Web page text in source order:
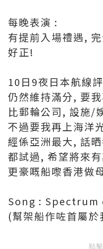
每晚表演 :
有提前入場禮遇,
好正!
10日9夜日本航線
仍然維持滿分, 要
比郵輪公司, 設施/
不過要我再上海洋
經係亞洲最大, 話
都試過, 希望將來
更豪嘅船嚟香港做
Song : Spectrum
(幫架船作咗首屬於
點